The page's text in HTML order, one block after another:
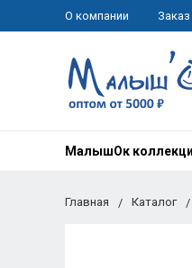
О компании
МалышОк
Главная Каталог